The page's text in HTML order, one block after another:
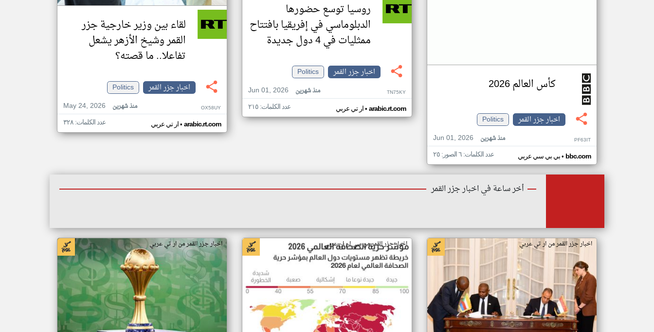
كأس العالم 2026
اخبار جزر القمر
Politics
Jun 01, 2026
منذ شهرين PF63IT
بي بي سي عربي• bbc.com عدد الكلمات: ٦ الصور: ٢٥
روسيا توسع حضورها
الدبلوماسي في إفريقيا بافتتاح
ممثليات في 4 دول جديدة
اخبار جزر القمر
Politics
Jun 01, 2026
منذ شهرين TN75KY
ار تي عربي• arabic.rt.com عدد الكلمات: ٢١٥
لقاء بين وزير خارجية جزر
القمر وشيخ الأزهر يشعل
تفاعلا.. ما قصته؟
اخبار جزر القمر
Politics
May 24, 2026
منذ شهرين OX58UY
ار تي عربي• arabic.rt.com عدد الكلمات: ٣٢٨
أخر ساعة في اخبار جزر القمر
اخبار جزر القمر من ار تي عربي اخبار جزر القمر من سي ان ان عربي اخبار جزر القمر من ار تي عربي